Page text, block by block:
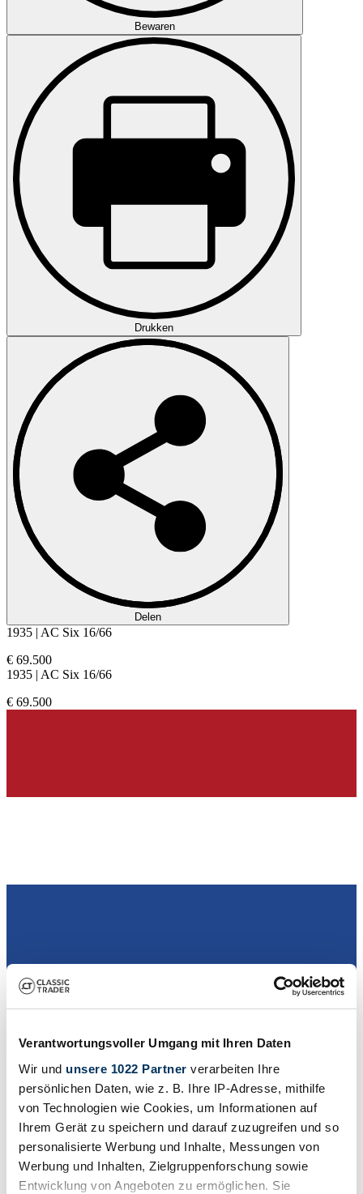
Verantwortungsvoller Umgang mit Ihren Daten
Wir und unsere 1022 Partner verarbeiten Ihre
persönlichen Daten, wie z. B. Ihre IP-Adresse, mithilfe
von Technologien wie Cookies, um Informationen auf
Ihrem Gerät zu speichern und darauf zuzugreifen und so
personalisierte Werbung und Inhalte, Messungen von
Werbung und Inhalten, Zielgruppenforschung sowie
Entwicklung von Angeboten zu ermöglichen. Sie
Bewaren
Drukken
Delen
1935 | AC Six 16/66
€ 69.500
1935 | AC Six 16/66
€ 69.500
Verkoper